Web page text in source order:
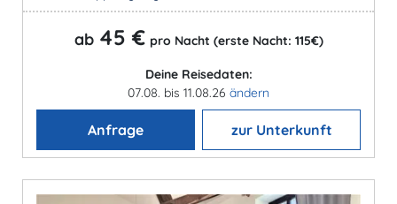
ab 45 € pro Nacht (erste Nacht: 115€)
Deine Reisedaten:
07.08. bis 11.08.26 ändern
Anfrage zur Unterkunft